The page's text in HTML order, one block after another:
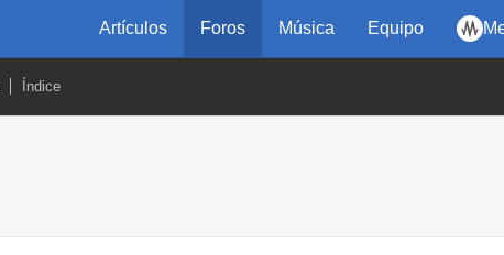
Artículos Foros Música Equipo
Índice